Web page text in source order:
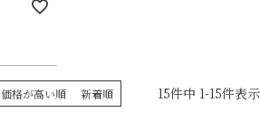
価格が高い順 新着順 15件中 1-15件表示